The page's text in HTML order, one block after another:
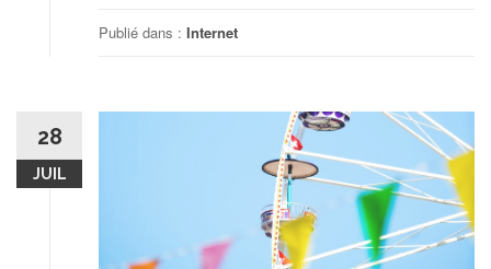
Publié dans : Internet
28
JUIL